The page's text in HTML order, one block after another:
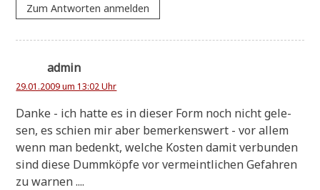
Zum Antworten anmelden
admin
29.01.2009 um 13:02 Uhr
Dan­ke - ich hat­te es in die­ser Form noch nicht gele­
sen, es schien mir aber bemer­kens­wert - vor allem
wenn man bedenkt, wel­che Kosten damit ver­bun­den
sind die­se Dumm­köp­fe vor ver­meint­li­chen Gefah­ren
zu warnen ....